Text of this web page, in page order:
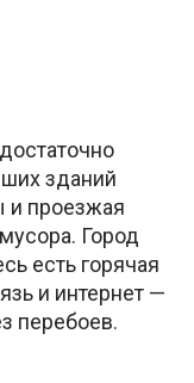
зданий
и проезжая
Город
есть горячая
и интернет —
перебоев.